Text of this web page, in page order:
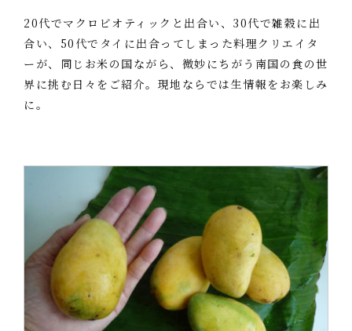
20代でマクロビオティックと出合い、30代で雑穀に出
合い、50代でタイに出合ってしまった料理クリエイタ
ーが、同じお米の国ながら、微妙にちがう南国の食の世
界に挑む日々をご紹介。現地ならでは生情報をお楽しみ
に。